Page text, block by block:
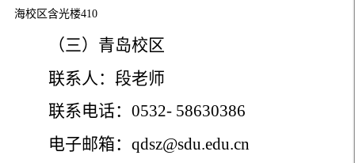
海校区含光楼410
（三）青岛校区
联系人：段老师
联系电话： 0532- 58630386
电子邮箱： qdsz@sdu.edu.cn